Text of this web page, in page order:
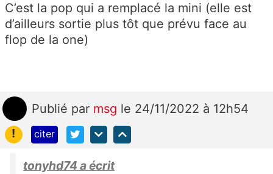
C’est la pop qui a remplacé la mini (elle est
d’ailleurs sortie plus tôt que prévu face au
flop de la one)
Publié par msg le 24/11/2022 à 12h54
!
citer
tonyhd74 a écrit